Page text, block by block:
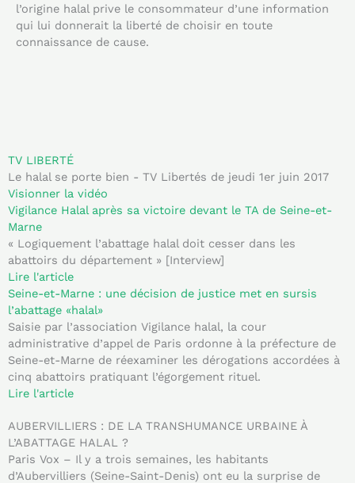
l’origine halal prive le consommateur d’une information
qui lui donnerait la liberté de choisir en toute
connaissance de cause.
TV LIBERTÉ
Le halal se porte bien - TV Libertés de jeudi 1er juin 2017
Visionner la vidéo
Vigilance Halal après sa victoire devant le TA de Seine-et-
Marne
« Logiquement l’abattage halal doit cesser dans les
abattoirs du département » [Interview]
Lire l'article
Seine-et-Marne : une décision de justice met en sursis
l’abattage «halal»
Saisie par l’association Vigilance halal, la cour
administrative d’appel de Paris ordonne à la préfecture de
Seine-et-Marne de réexaminer les dérogations accordées à
cinq abattoirs pratiquant l’égorgement rituel.
Lire l'article
AUBERVILLIERS : DE LA TRANSHUMANCE URBAINE À
L’ABATTAGE HALAL ?
Paris Vox – Il y a trois semaines, les habitants
d’Aubervilliers (Seine-Saint-Denis) ont eu la surprise de